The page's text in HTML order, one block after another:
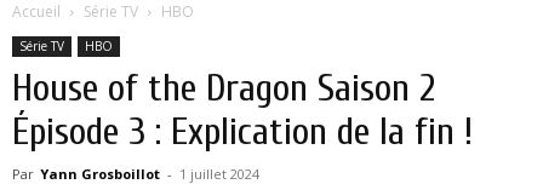
Accueil Série TV HBO
Série TV HBO
House of the Dragon Saison 2
Épisode 3 : Explication de la fin !
Par Yann Grosboillot - 1 juillet 2024